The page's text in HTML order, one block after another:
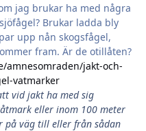
jag brukar ha med några
Brukar ladda bly
upp nån skogsfågel,
fram. Är de otillåten?
amnesomraden/jakt-och-
vatmarker
vid jakt ha med sig
eller inom 100 meter
på väg till eller från sådan